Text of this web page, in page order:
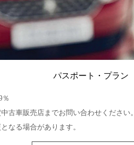
パスポート・プラン
％
古車販売店までお問い合わせください。
なる場合があります。